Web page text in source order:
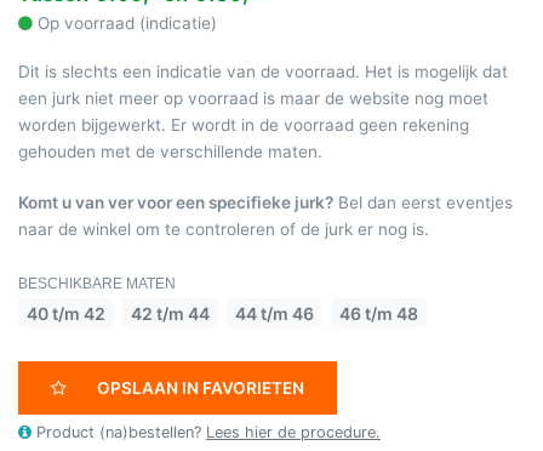
Op voorraad (indicatie)
Dit is slechts een indicatie van de voorraad. Het is mogelijk dat
een jurk niet meer op voorraad is maar de website nog moet
worden bijgewerkt. Er wordt in de voorraad geen rekening
gehouden met de verschillende maten.
Komt u van ver voor een specifieke jurk? Bel dan eerst eventjes
naar de winkel om te controleren of de jurk er nog is.
BESCHIKBARE MATEN
40 t/m 42 42 t/m 44 44 t/m 46 46 t/m 48
OPSLAAN IN FAVORIETEN
Product (na)bestellen? Lees hier de procedure.